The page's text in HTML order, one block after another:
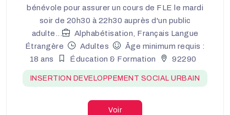
bénévole pour assurer un cours de FLE le mardi
soir de 20h30 à 22h30 auprès d'un public
adulte...
Alphabétisation, Français Langue
Étrangère
Adultes
Âge minimum requis :
18 ans
Éducation & Formation 92290
INSERTION DEVELOPPEMENT SOCIAL URBAIN
Voir